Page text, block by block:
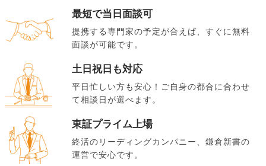
最短で当日面談可
提携する専門家の予定が合えば、すぐに無料
面談が可能です。
土日祝日も対応
平日忙しい方も安心！ご自身の都合に合わせ
て相談日が選べます。
東証プライム上場
終活のリーディングカンパニー、鎌倉新書の
運営で安心です。